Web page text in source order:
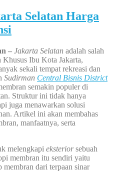
Selatan Harga
– Jakarta Selatan adalah salah
Khusus Ibu Kota Jakarta,
sekali tempat rekreasi dan
Sudirman Central Bisnis District
semakin populer di
Struktur ini tidak hanya
juga menawarkan solusi
Artikel ini akan membahas
manfaatnya, serta
melengkapi eksteriorsebuah
membran itu sendiri yaitu
dari terpaan sinar